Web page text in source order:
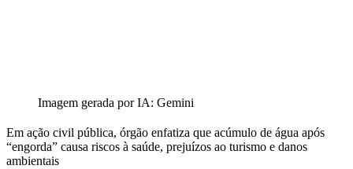
Imagem gerada por IA: Gemini
Em ação civil pública, órgão enfatiza que acúmulo de água após
“engorda” causa riscos à saúde, prejuízos ao turismo e danos
ambientais